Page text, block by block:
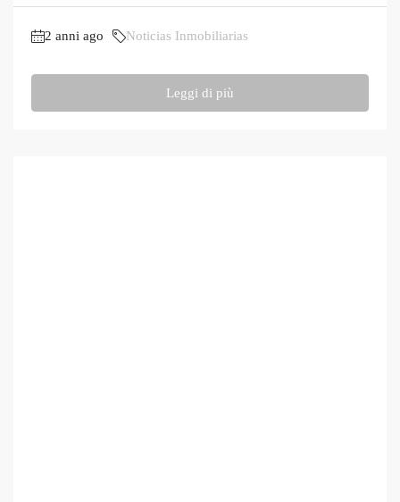
2 anni ago Noticias Inmobiliarias
Leggi di più